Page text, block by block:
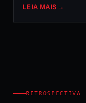
LEIA MAIS →
RETROSPECTIVA